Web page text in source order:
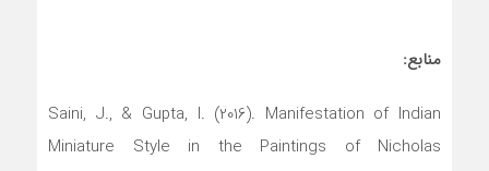
منابع:
Saini, J., & Gupta, I. (2016). Manifestation of Indian
Miniature Style in the Paintings of Nicholas